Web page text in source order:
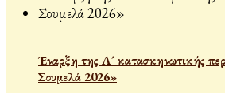
Έναρξη της Α´ κατασκηνωτικής
Σουμελά 2026»